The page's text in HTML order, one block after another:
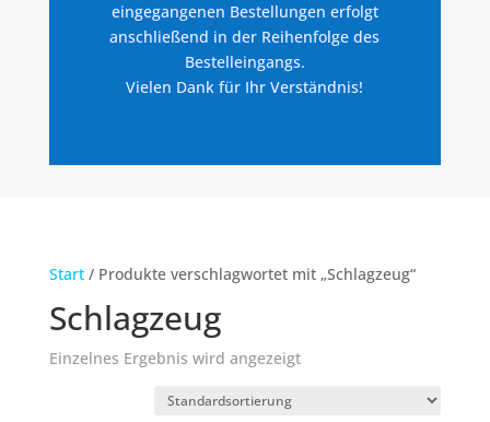
eingegangenen Bestellungen erfolgt
anschließend in der Reihenfolge des
Bestelleingangs.
Vielen Dank für Ihr Verständnis!
Start/ Produkte verschlagwortet mit „Schlagzeug“
Schlagzeug
Einzelnes Ergebnis wird angezeigt